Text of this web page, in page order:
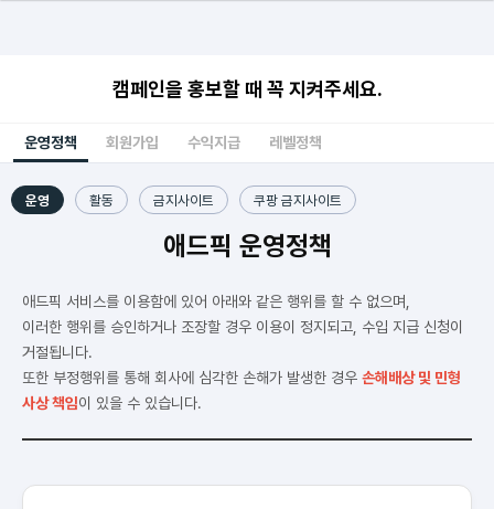
캠페인을 홍보할 때 꼭 지켜주세요.
운영정책 회원가입 수익지급 레벨정책
운영 활동 금지사이트 쿠팡 금지사이트
애드픽 운영정책
애드픽 서비스를 이용함에 있어 아래와 같은 행위를 할 수 없으며,
이러한 행위를 승인하거나 조장할 경우 이용이 정지되고, 수입 지급 신청이
거절됩니다.
또한 부정행위를 통해 회사에 심각한 손해가 발생한 경우 손해배상 및 민형
사상 책임이 있을 수 있습니다.